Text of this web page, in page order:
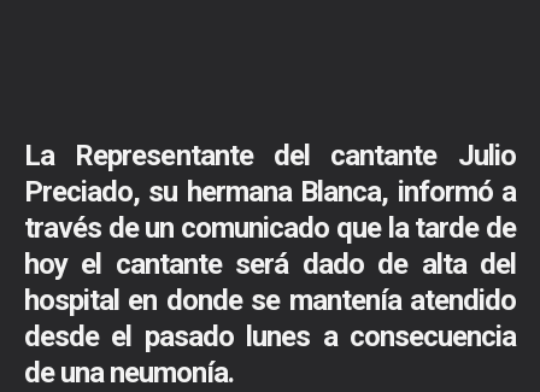
La Representante del cantante Julio
Preciado, su hermana Blanca, informó a
través de un comunicado que la tarde de
hoy el cantante será dado de alta del
hospital en donde se mantenía atendido
desde el pasado lunes a consecuencia
de una neumonía.